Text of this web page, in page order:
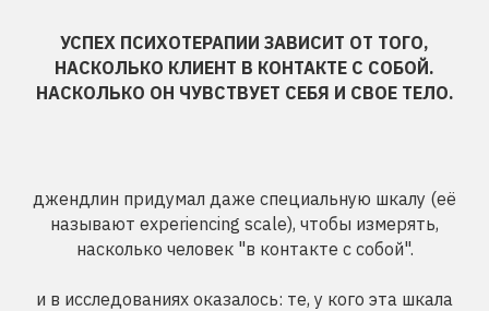
УСПЕХ ПСИХОТЕРАПИИ ЗАВИСИТ ОТ ТОГО,
НАСКОЛЬКО КЛИЕНТ В КОНТАКТЕ С СОБОЙ.
НАСКОЛЬКО ОН ЧУВСТВУЕТ СЕБЯ И СВОЕ ТЕЛО.
джендлин придумал даже специальную шкалу (её
называют experiencing scale), чтобы измерять,
насколько человек "в контакте с собой".
и в исследованиях оказалось: те, у кого эта шкала